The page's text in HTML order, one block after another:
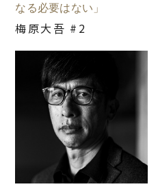
なる必要はない」
梅原大吾 #2